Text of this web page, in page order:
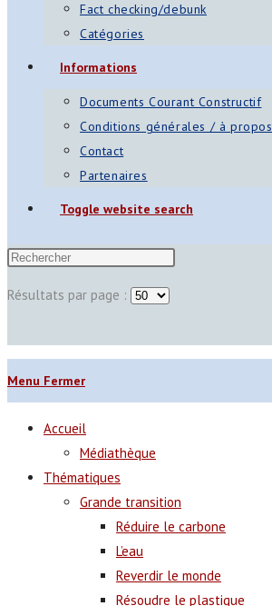
Fact checking/debunk
Catégories
Informations
Documents Courant Constructif
Conditions générales / à propos
Contact
Partenaires
Toggle website search
Résultats par page :
Menu Fermer
Accueil
Médiathèque
Thématiques
Grande transition
Réduire le carbone
L’eau
Reverdir le monde
Résoudre le plastique